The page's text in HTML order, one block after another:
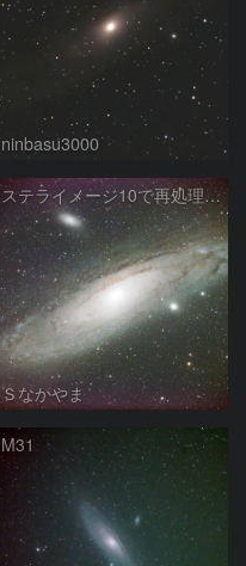
ninbasu3000
ステライメージ10で再処理したM31
Ｓなかやま
M31